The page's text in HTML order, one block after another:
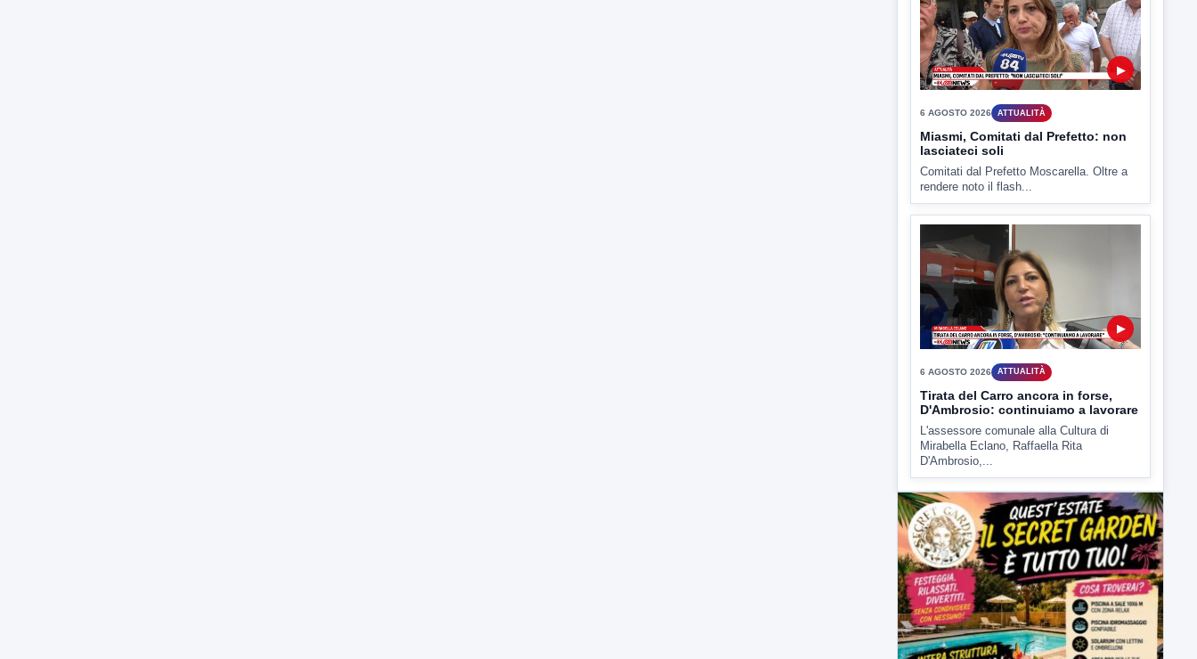
La Procura della Repubblica di Santa
Capua Vetere chiude le...
Miasmi, Comitati dal Prefetto: non
lasciateci soli
Comitati dal Prefetto Moscarella. Oltre a
rendere noto il flash...
6 AGOSTO 2026
Tirata del Carro ancora in forse,
D'Ambrosio: continuiamo a lavorare
L'assessore comunale alla Cultura di
Mirabella Eclano, Raffaella Rita
D'Ambrosio,...